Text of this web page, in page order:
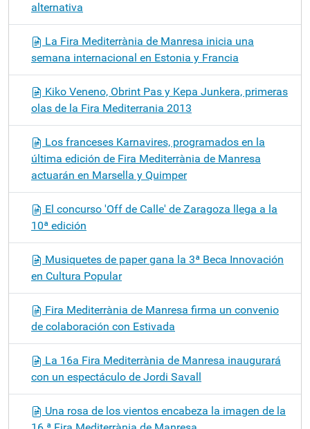
alternativa
La Fira Mediterrània de Manresa inicia una
semana internacional en Estonia y Francia
Kiko Veneno, Obrint Pas y Kepa Junkera, primeras
olas de la Fira Mediterrania 2013
Los franceses Karnavires, programados en la
última edición de Fira Mediterrània de Manresa
actuarán en Marsella y Quimper
El concurso 'Off de Calle' de Zaragoza llega a la
10ª edición
Musiquetes de paper gana la 3ª Beca Innovación
en Cultura Popular
Fira Mediterrània de Manresa firma un convenio
de colaboración con Estivada
La 16a Fira Mediterrània de Manresa inaugurará
con un espectáculo de Jordi Savall
Una rosa de los vientos encabeza la imagen de la